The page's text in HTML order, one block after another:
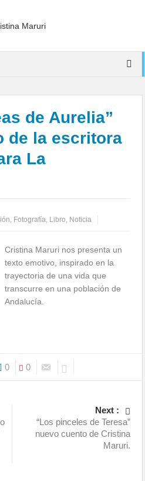
de Aurelia”
de la escritora
La
, Fotografía, Libro, Noticia
Cristina Maruri nos presenta un
texto emotivo, inspirado en la
trayectoria de una vida que
transcurre en una población de
Andalucía.
0 0
Next :
“Los pinceles de Teresa”
nuevo cuento de Cristina
Maruri.